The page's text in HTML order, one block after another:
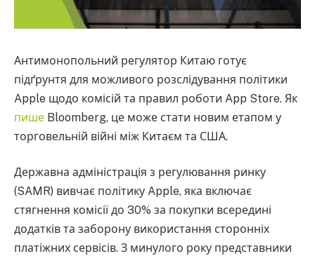
Антимонопольний регулятор Китаю готує
підґрунтя для можливого розслідування політики
Apple щодо комісій та правил роботи App Store. Як
пише Bloomberg, це може стати новим етапом у
торговельній війні між Китаєм та США.
Державна адміністрація з регулювання ринку
(SAMR) вивчає політику Apple, яка включає
стягнення комісії до 30% за покупки всередині
додатків та заборону використання сторонніх
платіжних сервісів. З минулого року представники